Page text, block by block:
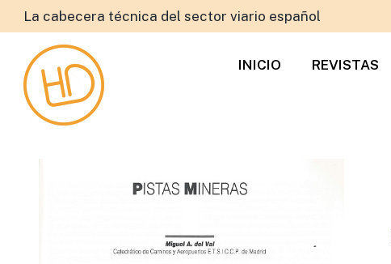
La cabecera técnica del sector viario español
INICIO REVISTAS